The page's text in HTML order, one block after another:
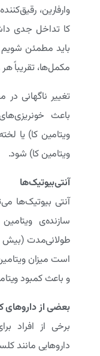
وارفارین،
کا تداخل جدی
باید مطمئن شویم
مکمل‌ها، تقریباً
تغییر ناگهانی
باعث
ویتامین کا) یا
ویتامین کا) شود.
آنتی‌بیوتیک‌ها
آنتی بیوتیک‌ها
سازنده‌ی
طولانی‌مدت (بیش
است میزان
و باعث کمبود
بعضی از
برخی از افراد
داروهایی مانند